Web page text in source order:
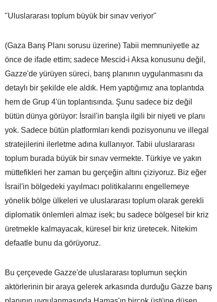
"Uluslararası toplum büyük bir sınav veriyor"
(Gaza Barış Planı sorusu üzerine) Tabii memnuniyetle az
önce de ifade ettim; sadece Mescid-i Aksa konusunu değil,
Gazze'de yürüyen süreci, barış planının uygulanmasını da
detaylı bir şekilde ele aldık. Hem yaptığımız ana toplantıda
hem de Grup 4'ün toplantısında. Şunu sadece biz değil
bütün dünya görüyor: İsrail'in barışla ilgili bir niyeti ve planı
yok. Sadece bütün platformları kendi pozisyonunu ve illegal
stratejilerini ilerletme adına kullanıyor. Tabii uluslararası
toplum burada büyük bir sınav vermekte. Türkiye ve yakın
müttefikleri her zaman bu gerçeğin altını çiziyoruz. Biz eğer
İsrail'in bölgedeki yayılmacı politikalarını engellemeye
yönelik bölge ülkeleri ve uluslararası toplum olarak gerekli
diplomatik önlemleri almaz isek; bu sadece bölgesel bir kriz
üretmekle kalmayacak, küresel bir kriz üretecek. Nitekim
defaatle bunu da görüyoruz.
Bu çerçevede Gazze'de uluslararası toplumun seçkin
aktörlerinin bir araya gelerek arkasında durduğu Gazze barış